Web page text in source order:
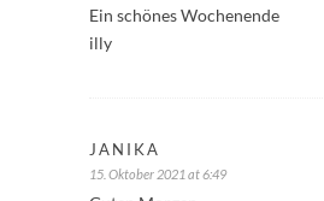
Ein schönes Wochenende
illy
JANIKA
15. Oktober 2021 at 6:49